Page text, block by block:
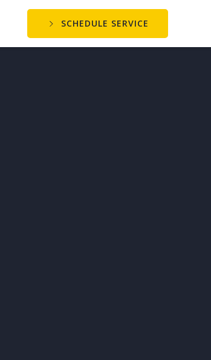
SCHEDULE SERVICE